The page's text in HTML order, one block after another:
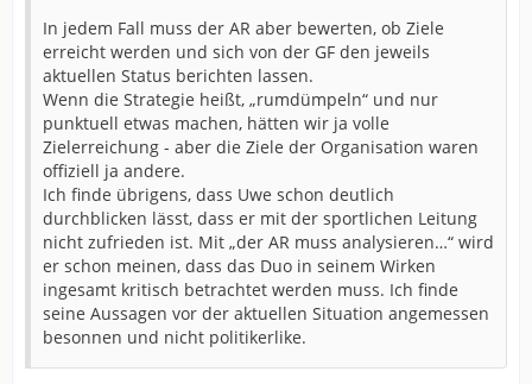
In jedem Fall muss der AR aber bewerten, ob Ziele
erreicht werden und sich von der GF den jeweils
aktuellen Status berichten lassen.
Wenn die Strategie heißt, „rumdümpeln“ und nur
punktuell etwas machen, hätten wir ja volle
Zielerreichung - aber die Ziele der Organisation waren
offiziell ja andere.
Ich finde übrigens, dass Uwe schon deutlich
durchblicken lässt, dass er mit der sportlichen Leitung
nicht zufrieden ist. Mit „der AR muss analysieren…“ wird
er schon meinen, dass das Duo in seinem Wirken
ingesamt kritisch betrachtet werden muss. Ich finde
seine Aussagen vor der aktuellen Situation angemessen
besonnen und nicht politikerlike.